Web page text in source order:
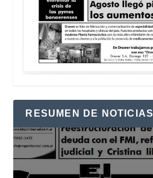
RESUMEN DE NOTICIAS
Reproductor
de
vídeo